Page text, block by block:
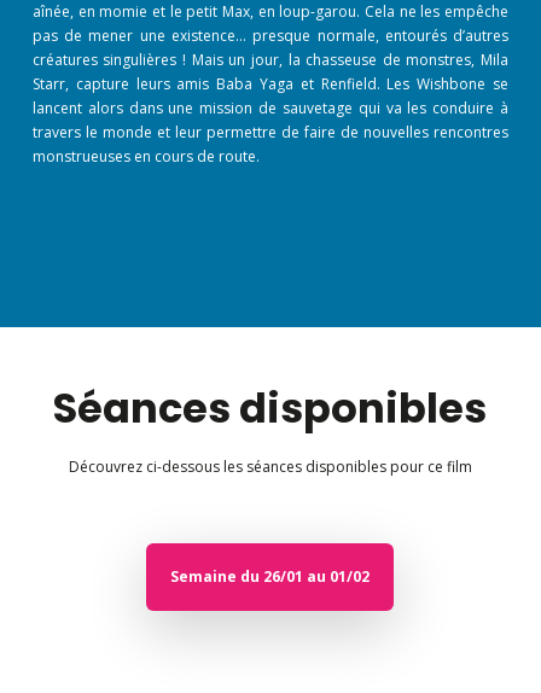
aînée, en momie et le petit Max, en loup-garou. Cela ne les empêche
pas de mener une existence… presque normale, entourés d’autres
créatures singulières ! Mais un jour, la chasseuse de monstres, Mila
Starr, capture leurs amis Baba Yaga et Renfield. Les Wishbone se
lancent alors dans une mission de sauvetage qui va les conduire à
travers le monde et leur permettre de faire de nouvelles rencontres
monstrueuses en cours de route.
Séances disponibles
Découvrez ci-dessous les séances disponibles pour ce film
Semaine du 26/01 au 01/02